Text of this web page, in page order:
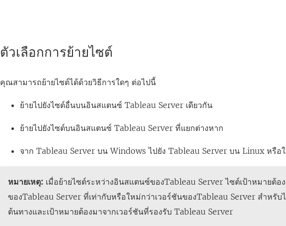
า
ใ
ห
ตัวเลือกการย้ายไซต์
คุณสามารถย้ายไซต์ได้ด้วยวิธีการใดๆ ต่อไปนี้
ย้ายไปยังไซต์อื่นบนอินสแตนซ์Tableau Server เดียวกัน
ย้ายไปยังไซต์บนอินสแตนซ์Tableau Server ที่แยกต่างหาก
จากTableau Server บน Windows ไปยังTableau Server บน Linux หรือ
หมายเหตุ: เมื่อย้ายไซต์ระหว่างอินสแตนซ์ของTableau Server ไซต์เป้าหมายต้อ
ของTableau Server ที่เท่ากับหรือใหม่กว่าเวอร์ชันของTableau Server สำหรับ
ต้นทางและเป้าหมายต้องมาจากเวอร์ชันที่รองรับTableau Server